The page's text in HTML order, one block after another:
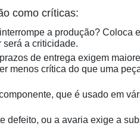
como críticas:
a produção? Coloca
a criticidade.
de entrega exigem
menos crítica do que uma
que é usado em
ou a avaria exige a